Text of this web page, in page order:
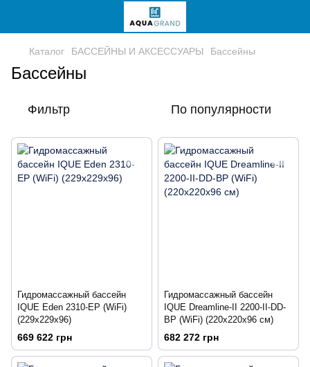
Каталог БАССЕЙНЫ И АКСЕССУАРЫ Бассейны
Бассейны
Фильтр По популярности
Гидромассажный бассейн
IQUE Eden 2310-EP (WiFi)
(229х229х96)
669 622 грн
Гидромассажный бассейн
IQUE Dreamline-II 2200-II-DD-
BP (WiFi) (220х220х96 см)
682 272 грн